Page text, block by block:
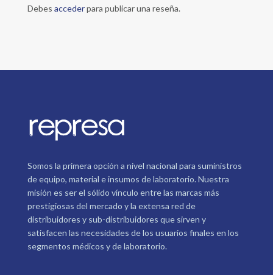
Debes accederpara publicar una reseña.
Somos la primera opción a nivel nacional para suministros
de equipo, material e insumos de laboratorio. Nuestra
misión es ser el sólido vínculo entre las marcas más
prestigiosas del mercado y la extensa red de
distribuidores y sub-distribuidores que sirven y
satisfacen las necesidades de los usuarios finales en los
segmentos médicos y de laboratorio.